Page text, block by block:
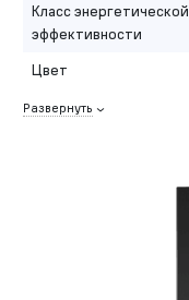
Класс энергетической
эффективности
Цвет
Развернуть